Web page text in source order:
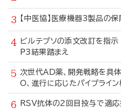
【中医協】医療機器3製品の
ビルテプソの添文改訂を
P3結果踏まえ
次世代AD薬、開発戦略を具
O、進行に応じたパイプライ
RSV抗体の2回目投与で適